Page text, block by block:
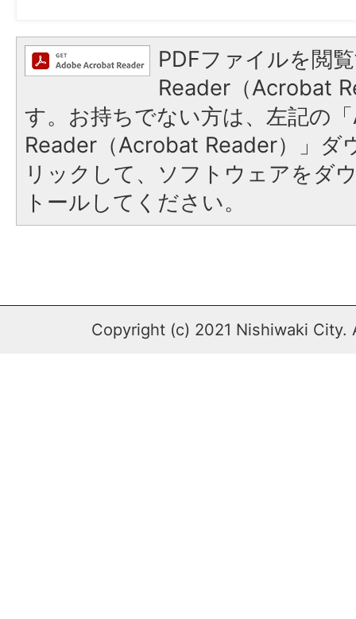
PDFファイルを閲
Reader（Acrobat
す。お持ちでない方は、左記の
Reader（Acrobat Reader）」ダ
リックして、ソフトウェアをダ
トールしてください。
Copyright (c) 2021 Nishiwaki City.